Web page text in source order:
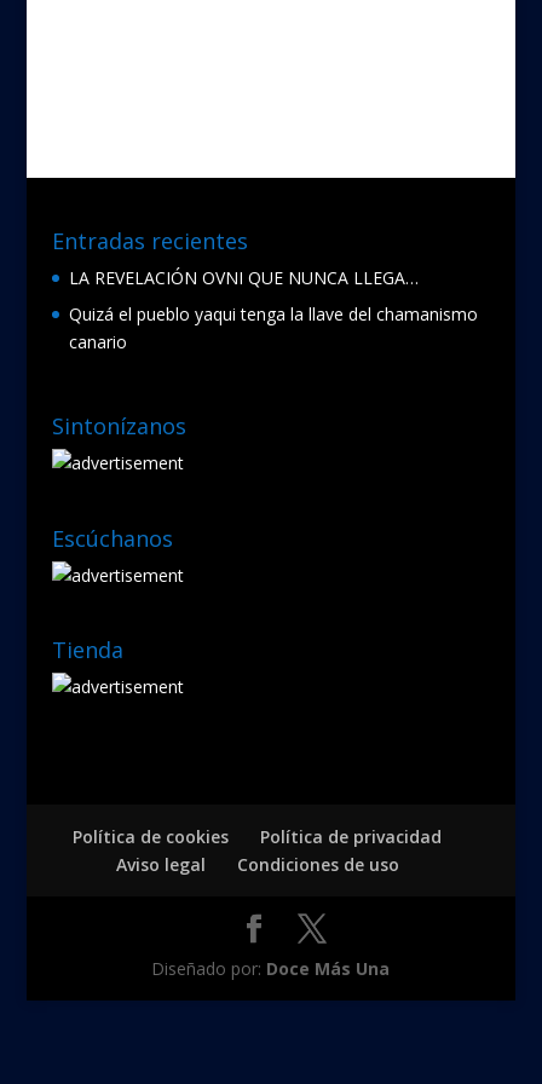
Entradas recientes
LA REVELACIÓN OVNI QUE NUNCA LLEGA…
Quizá el pueblo yaqui tenga la llave del chamanismo
canario
Sintonízanos
Escúchanos
Tienda
Política de cookies
Política de privacidad
Aviso legal
Condiciones de uso
Diseñado por: Doce Más Una